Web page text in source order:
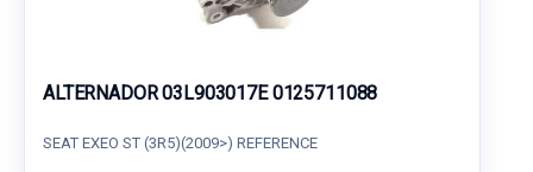
ALTERNADOR 03L903017E 0125711088
SEAT EXEO ST (3R5)(2009>) REFERENCE